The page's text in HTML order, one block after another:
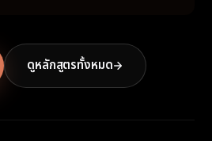
ดูหลักสูตรทั้งหมด